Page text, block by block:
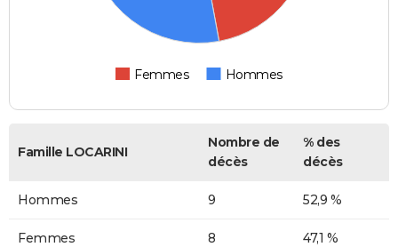
Femmes Hommes
Famille LOCARINI
Nombre de
décès
% des
décès
Hommes 9 52,9 %
Femmes 8 47,1 %